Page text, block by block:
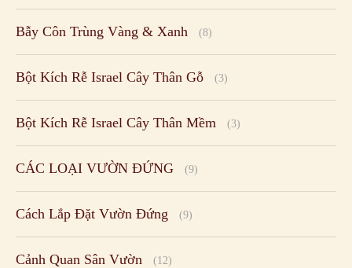
Bẫy Côn Trùng Vàng & Xanh (8)
Bột Kích Rễ Israel Cây Thân Gỗ (3)
Bột Kích Rễ Israel Cây Thân Mềm (3)
CÁC LOẠI VƯỜN ĐỨNG (9)
Cách Lắp Đặt Vườn Đứng (9)
Cảnh Quan Sân Vườn (12)